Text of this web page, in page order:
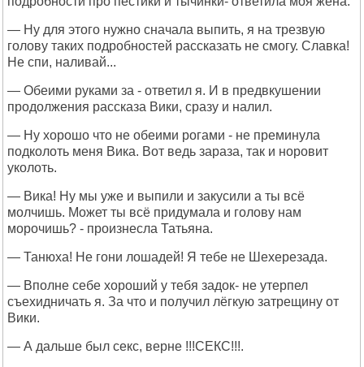
— Ну для этого нужно сначала выпить, я на трезвую
голову таких подробностей рассказать не смогу. Славка!
Не спи, наливай...
— Обеими руками за - ответил я. И в предвкушении
продолжения рассказа Вики, сразу и налил.
— Ну хорошо что не обеими рогами - не преминула
подколоть меня Вика. Вот ведь зараза, так и норовит
уколоть.
— Вика! Ну мы уже и выпили и закусили а ты всё
молчишь. Может ты всё придумала и голову нам
морочишь? - произнесла Татьяна.
— Танюха! Не гони лошадей! Я тебе не Шехерезада.
— Вполне себе хороший у тебя задок- не утерпел
съехидничать я. За что и получил лёгкую затрещину от
Вики.
— А дальше был секс, верне !!!СЕКС!!!.